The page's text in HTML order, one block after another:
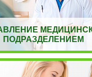
ПОДРАЗДЕЛЕНИЕМ